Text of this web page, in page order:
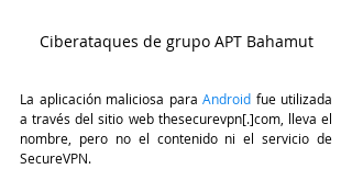
Ciberataques de grupo APT Bahamut
La aplicación maliciosa para Android fue utilizada
a través del sitio web thesecurevpn[.]com, lleva el
nombre, pero no el contenido ni el servicio de
SecureVPN.